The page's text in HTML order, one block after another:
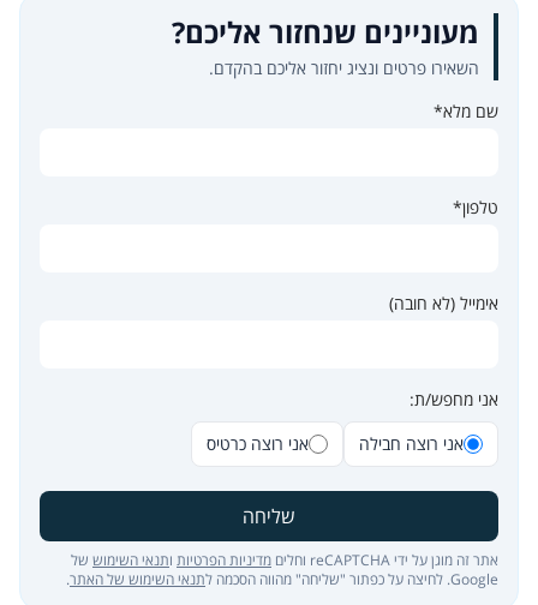
מעוניינים שנחזור אליכם?
השאירו פרטים ונציג יחזור אליכם בהקדם.
שם מלא*
טלפון*
אימייל (לא חובה)
אני מחפש/ת:
אני רוצה חבילה
אני רוצה כרטיס
שליחה
אתר זה מוגן על ידי reCAPTCHA וחלים מדיניות הפרטיות ותנאי השימוש של
Google. לחיצה על כפתור "שליחה" מהווה הסכמה ל
תנאי השימוש של האתר.